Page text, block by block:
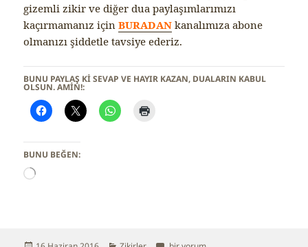
gizemli zikir ve diğer dua paylaşımlarımızı
kaçırmamanız içinBURADAN kanalımıza abone
olmanızı şiddetle tavsiye ederiz.
BUNU PAYLAŞ KI SEVAP VE HAYIR KAZAN, DUALARIN KABUL
OLSUN. AMİN!:
BUNU BEĞEN: